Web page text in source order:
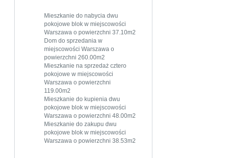
Mieszkanie do nabycia dwu
pokojowe blok w miejscowości
Warszawa o powierzchni 37.10m2
Dom do sprzedania w
miejscowości Warszawa o
powierzchni 260.00m2
Mieszkanie na sprzedaż cztero
pokojowe w miejscowości
Warszawa o powierzchni
119.00m2
Mieszkanie do kupienia dwu
pokojowe blok w miejscowości
Warszawa o powierzchni 48.00m2
Mieszkanie do zakupu dwu
pokojowe blok w miejscowości
Warszawa o powierzchni 38.53m2